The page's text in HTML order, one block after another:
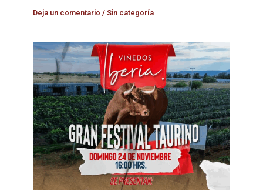
Deja un comentario /Sin categoría